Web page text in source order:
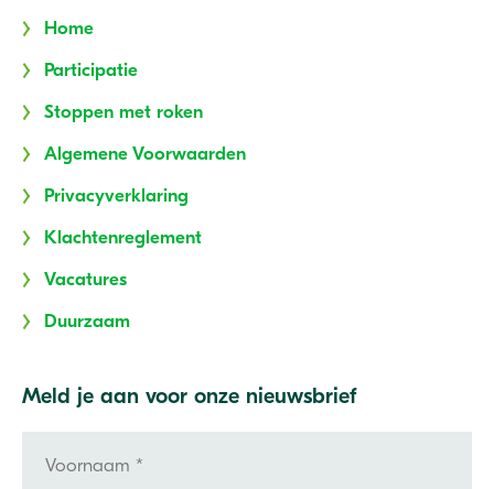
Home
Participatie
Stoppen met roken
Algemene Voorwaarden
Privacyverklaring
Klachtenreglement
Vacatures
Duurzaam
Meld je aan voor onze nieuwsbrief